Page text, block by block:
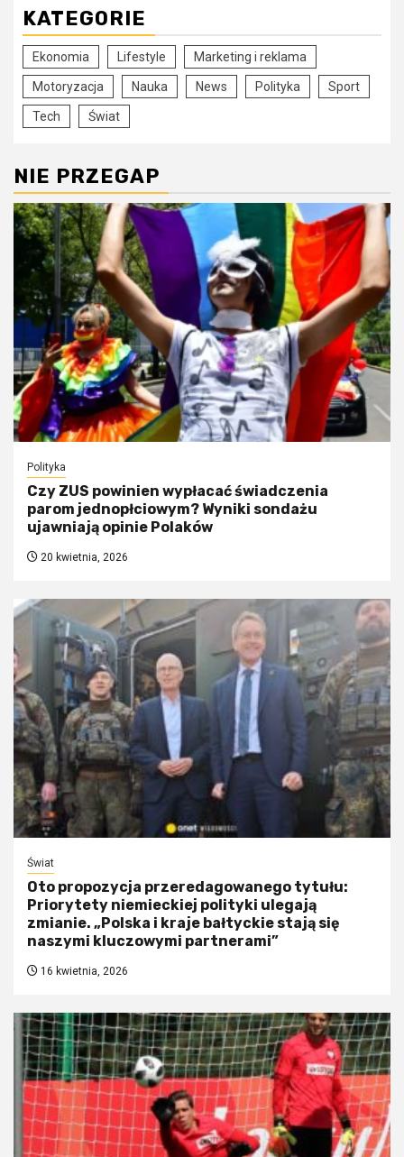
KATEGORIE
Ekonomia Lifestyle Marketing i reklama
Motoryzacja Nauka News Polityka Sport
Tech Świat
NIE PRZEGAP
Polityka
Czy ZUS powinien wypłacać świadczenia
parom jednopłciowym? Wyniki sondażu
ujawniają opinie Polaków
20 kwietnia, 2026
Świat
Oto propozycja przeredagowanego tytułu:
Priorytety niemieckiej polityki ulegają
zmianie. „Polska i kraje bałtyckie stają się
naszymi kluczowymi partnerami”
16 kwietnia, 2026